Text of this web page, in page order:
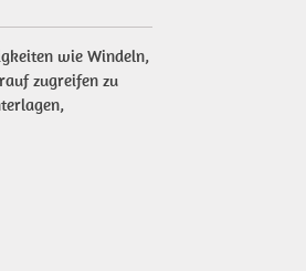
wie Windeln,
zugreifen zu